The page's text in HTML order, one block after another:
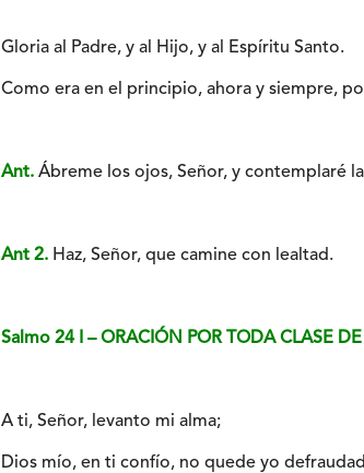
Gloria al Padre, y al Hijo, y al Espíritu Santo.
Como era en el principio, ahora y siempre,
Ant. Ábreme los ojos, Señor, y contemplaré
Ant 2. Haz, Señor, que camine con lealtad.
Salmo 24 I – ORACIÓN POR TODA CLASE
A ti, Señor, levanto mi alma;
Dios mío, en ti confío, no quede yo